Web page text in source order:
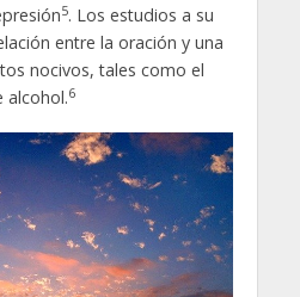
5. Los estudios a su
entre la oración y una
nocivos, tales como el
alcohol.6